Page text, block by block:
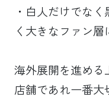
・白人だけでな
く大きなファン層
海外展開を進め
店舗であれ一番